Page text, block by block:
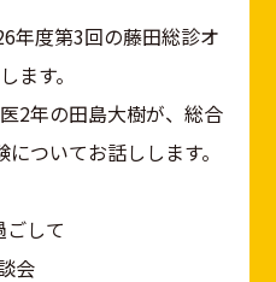
年度第3回の藤田総診オ
ます。
2年の田島大樹が、総合
ついてお話しします。
して
会